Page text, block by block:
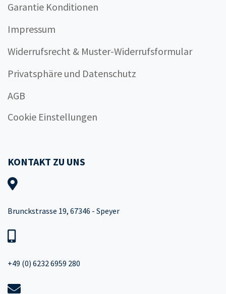
Garantie Konditionen
Impressum
Widerrufsrecht & Muster-Widerrufsformular
Privatsphäre und Datenschutz
AGB
Cookie Einstellungen
KONTAKT ZU UNS
Brunckstrasse 19, 67346 - Speyer
+49 (0) 6232 6959 280